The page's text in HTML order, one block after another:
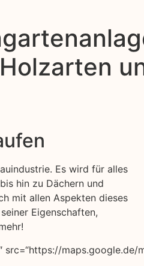
Es wird für alles
hin zu Dächern und
mit allen Aspekten dieses
Eigenschaften,
src=“https://